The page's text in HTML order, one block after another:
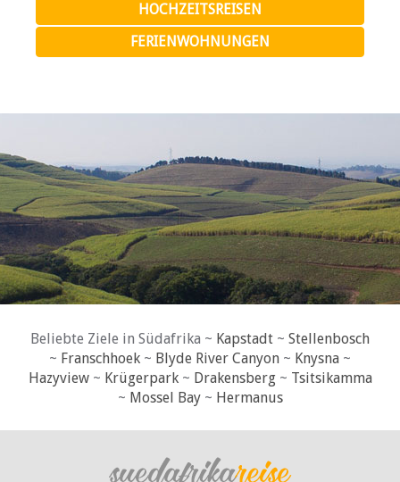
HOCHZEITSREISEN
FERIENWOHNUNGEN
Beliebte Ziele in Südafrika ~ Kapstadt ~ Stellenbosch
~ Franschhoek ~ Blyde River Canyon ~ Knysna ~
Hazyview~ Krügerpark~ Drakensberg~ Tsitsikamma
~ Mossel Bay~ Hermanus